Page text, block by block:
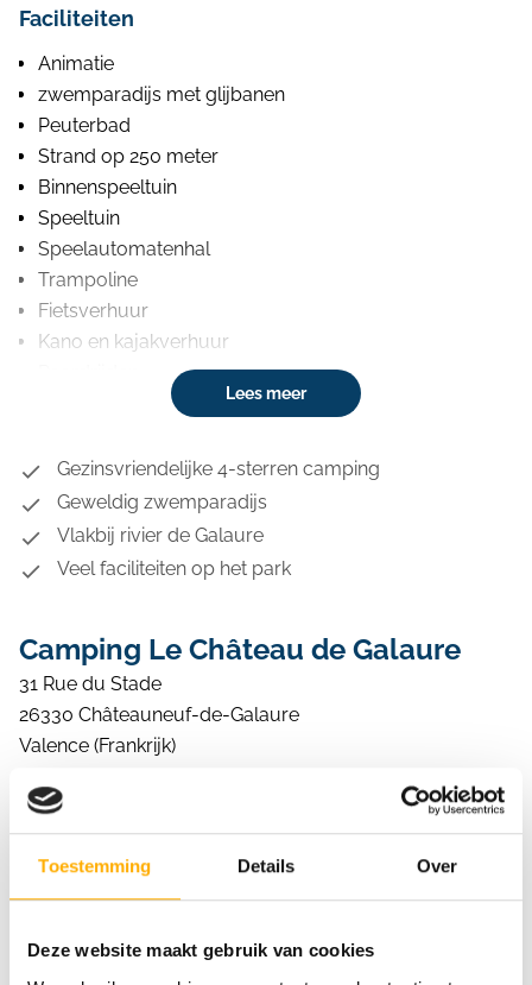
Toestemming Details Over
Deze website maakt gebruik van cookies
Faciliteiten
Animatie
zwemparadijs met glijbanen
Peuterbad
Strand op 250 meter
Binnenspeeltuin
Speeltuin
Speelautomatenhal
Trampoline
Fietsverhuur
Kano en kajakverhuur
Restaurant
Snackbar
Supermarkt
Wasserette
Lees meer
Gezinsvriendelijke 4-sterren camping
Geweldig zwemparadijs
Vlakbij rivier de Galaure
Veel faciliteiten op het park
Camping Le Château de Galaure
31 Rue du Stade
26330 Châteauneuf-de-Galaure
Valence (Frankrijk)
Bekijk ook eens